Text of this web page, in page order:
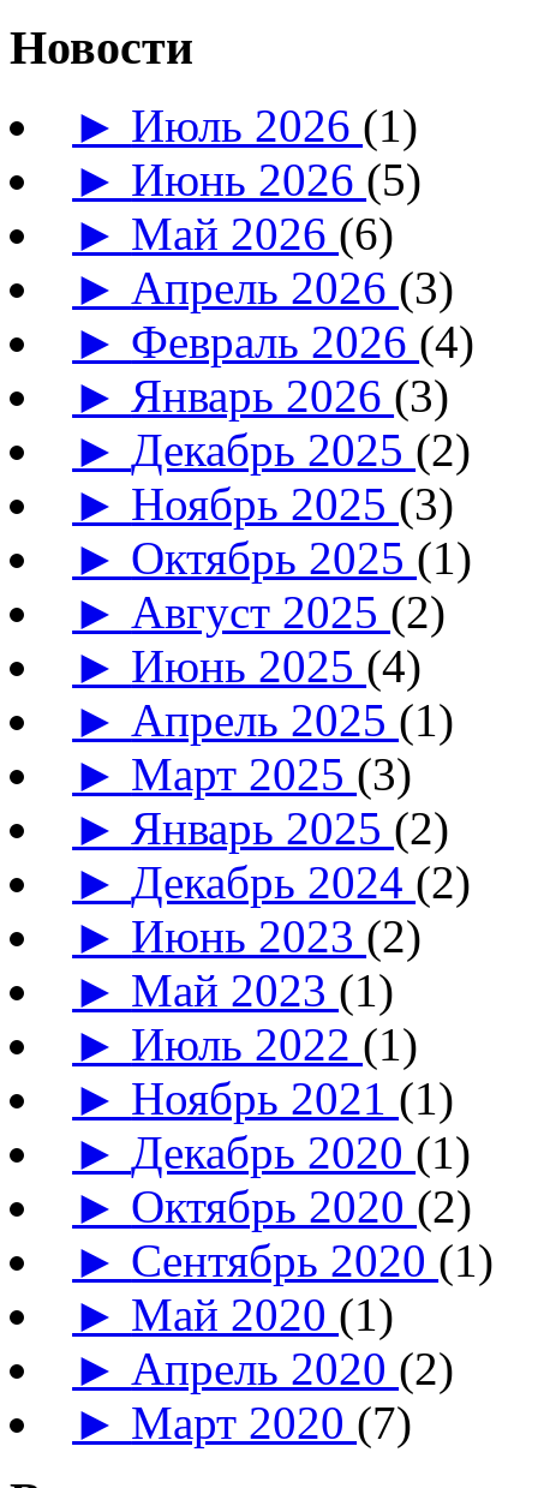
Новости
► Июль 2026 (1)
► Июнь 2026 (5)
► Май 2026 (6)
► Апрель 2026 (3)
► Февраль 2026 (4)
► Январь 2026 (3)
►Декабрь 2025 (2)
► Ноябрь 2025 (3)
► Октябрь 2025 (1)
► Август 2025 (2)
► Июнь 2025 (4)
► Апрель 2025 (1)
► Март 2025 (3)
► Январь 2025 (2)
►Декабрь 2024 (2)
► Июнь 2023 (2)
► Май 2023 (1)
► Июль 2022 (1)
► Ноябрь 2021 (1)
►Декабрь 2020 (1)
► Октябрь 2020 (2)
► Сентябрь 2020 (1)
► Май 2020 (1)
► Апрель 2020 (2)
► Март 2020 (7)